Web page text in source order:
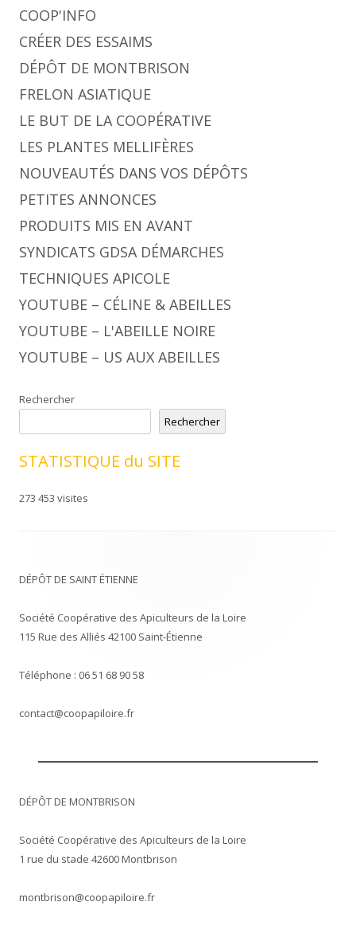
COOP'INFO
CRÉER DES ESSAIMS
DÉPÔT DE MONTBRISON
FRELON ASIATIQUE
LE BUT DE LA COOPÉRATIVE
LES PLANTES MELLIFÈRES
NOUVEAUTÉS DANS VOS DÉPÔTS
PETITES ANNONCES
PRODUITS MIS EN AVANT
SYNDICATS GDSA DÉMARCHES
TECHNIQUES APICOLE
YOUTUBE – CÉLINE & ABEILLES
YOUTUBE – L'ABEILLE NOIRE
YOUTUBE – US AUX ABEILLES
Rechercher
Rechercher
STATISTIQUE du SITE
273 453 visites
DÉPÔT DE SAINT ÉTIENNE
Société Coopérative des Apiculteurs de la Loire
115 Rue des Alliés 42100 Saint-Étienne
Téléphone : 06 51 68 90 58
contact@coopapiloire.fr
DÉPÔT DE MONTBRISON
Société Coopérative des Apiculteurs de la Loire
1 rue du stade 42600 Montbrison
montbrison@coopapiloire.fr